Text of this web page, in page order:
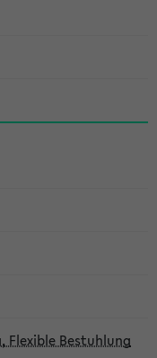
Flexible Bestuhlung